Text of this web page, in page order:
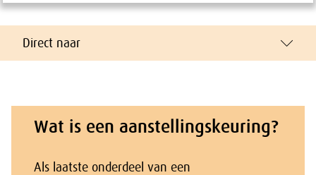
Direct naar
Wat is een aanstellingskeuring?
Als laatste onderdeel van een